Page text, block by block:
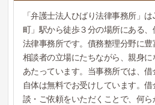
「弁護士法人ひばり法律事務所」
町」駅から徒歩３分の場所にある
法律事務所です。債務整理分野に豊
相談者の立場にたちながら、親身
あたっています。当事務所では、
自体は無料でお受けしています。
談・ご依頼をいただくことで、何